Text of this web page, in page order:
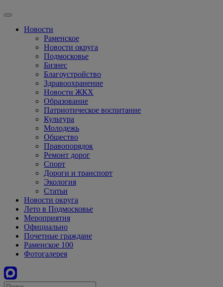
Новости
Раменское
Новости округа
Подмосковье
Бизнес
Благоустройство
Здравоохранение
Новости ЖКХ
Образование
Патриотическое воспитание
Культура
Молодежь
Общество
Правопорядок
Ремонт дорог
Спорт
Дороги и транспорт
Экология
Статьи
Новости округа
Лето в Подмосковье
Мероприятия
Официально
Почетные граждане
Раменское 100
Фотогалерея